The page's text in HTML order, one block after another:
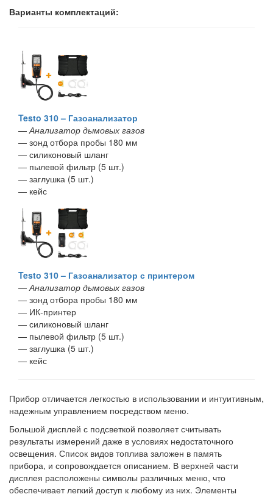
Варианты комплектаций:
Testo 310 – Газоанализатор
— Анализатор дымовых газов
— зонд отбора пробы 180 мм
— силиконовый шланг
— пылевой фильтр (5 шт.)
— заглушка (5 шт.)
— кейс
Testo 310 – Газоанализатор с принтером
— Анализатор дымовых газов
— зонд отбора пробы 180 мм
— ИК-принтер
— силиконовый шланг
— пылевой фильтр (5 шт.)
— заглушка (5 шт.)
— кейс
Прибор отличается легкостью в использовании и интуитивным,
надежным управлением посредством меню.
Большой дисплей с подсветкой позволяет считывать
результаты измерений даже в условиях недостаточного
освещения. Список видов топлива заложен в память
прибора, и сопровождается описанием. В верхней части
дисплея расположены символы различных меню, что
обеспечивает легкий доступ к любому из них. Элементы